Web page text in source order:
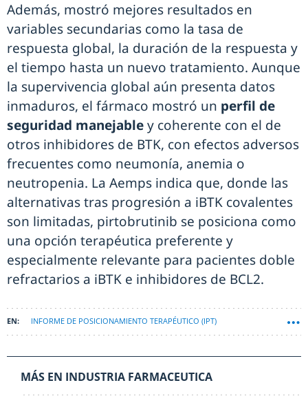
Además, mostró mejores resultados en
variables secundarias como la tasa de
respuesta global, la duración de la respuesta y
el tiempo hasta un nuevo tratamiento. Aunque
la supervivencia global aún presenta datos
inmaduros, el fármaco mostró un perfil de
seguridad manejabley coherente con el de
otros inhibidores de BTK, con efectos adversos
frecuentes como neumonía, anemia o
neutropenia. La Aemps indica que, donde las
alternativas tras progresión a iBTK covalentes
son limitadas, pirtobrutinib se posiciona como
una opción terapéutica preferente y
especialmente relevante para pacientes doble
refractarios a iBTK e inhibidores de BCL2.
INFORME DE POSICIONAMIENTO TERAPÉUTICO (IPT)
MÁS EN INDUSTRIA FARMACEUTICA